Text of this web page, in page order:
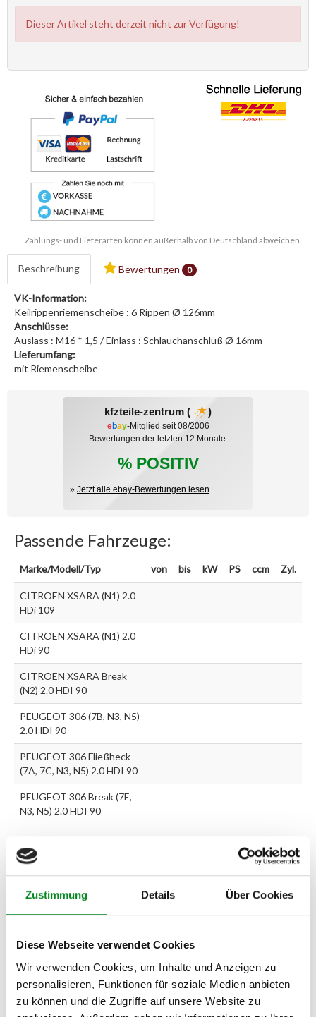
Zustimmung Details Über Cookies
Diese Webseite verwendet Cookies
Wir verwenden Cookies, um Inhalte und Anzeigen zu
personalisieren, Funktionen für soziale Medien anbieten
zu können und die Zugriffe auf unsere Website zu
Dieser Artikel steht derzeit nicht zur Verfügung!
Zahlungs- und Lieferarten können außerhalb von Deutschland abweichen.
Beschreibung Bewertungen 0
VK-Information:
Keilrippenriemenscheibe : 6 Rippen Ø 126mm
Anschlüsse:
Auslass : M16 * 1,5 / Einlass : Schlauchanschluß Ø 16mm
Lieferumfang:
mit Riemenscheibe
kfzteile-zentrum ( )
ebay-Mitglied seit 08/2006
Bewertungen der letzten 12 Monate:
% POSITIV
» Jetzt alle ebay-Bewertungen lesen
Passende Fahrzeuge:
Marke/Modell/Typ von bis kW PS ccm Zyl.
CITROEN XSARA (N1) 2.0
HDi 109
CITROEN XSARA (N1) 2.0
HDi 90
CITROEN XSARA Break
(N2) 2.0 HDI 90
PEUGEOT 306 (7B, N3, N5)
2.0 HDI 90
PEUGEOT 306 Fließheck
(7A, 7C, N3, N5) 2.0 HDI 90
PEUGEOT 306 Break (7E,
N3, N5) 2.0 HDI 90
Zur exakten Fahrzeug-Identifizierung können Sie auch unseren
Support kontaktieren (Chat, Telefon oder E-Mail).
Schlüsselnummer
(2.1) und zu 3 (2.2) oder
Fahrgestellnummer
Passendes Fahrzeug nicht dabei?
Fahrzeug-Suche für AT-Servopumpen»
im Chat